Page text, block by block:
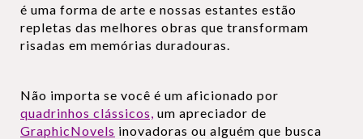
é uma forma de arte e nossas estantes estão
repletas das melhores obras que transformam
risadas em memórias duradouras.
Não importa se você é um aficionado por
quadrinhos clássicos, um apreciador de
GraphicNovels inovadoras ou alguém que busca